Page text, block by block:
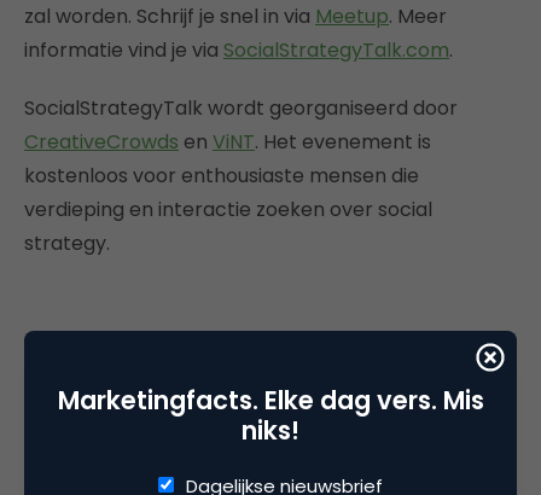
zal worden. Schrijf je snel in via Meetup. Meer
informatie vind je via SocialStrategyTalk.com.
SocialStrategyTalk wordt georganiseerd door
CreativeCrowds en ViNT. Het evenement is
kostenloos voor enthousiaste mensen die
verdieping en interactie zoeken over social
strategy.
Kopieer link
Marketingfacts. Elke dag vers. Mis
niks!
Dagelijkse nieuwsbrief